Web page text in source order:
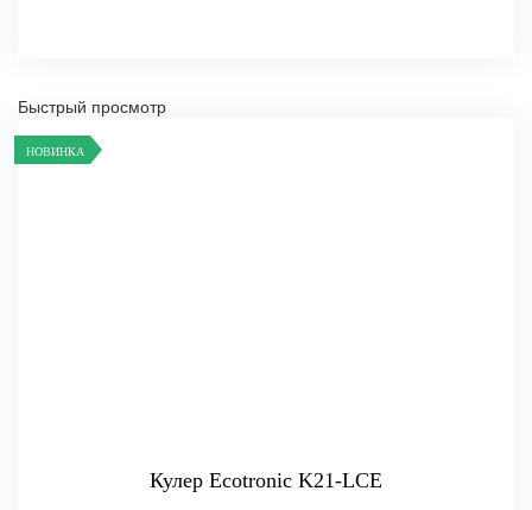
Быстрый просмотр
НОВИНКА
Кулер Ecotronic K21-LCE